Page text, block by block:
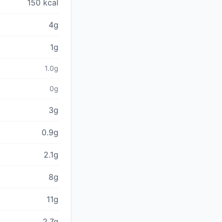
150 kcal
4g
1g
1.0g
0g
3g
0.9g
2.1g
8g
11g